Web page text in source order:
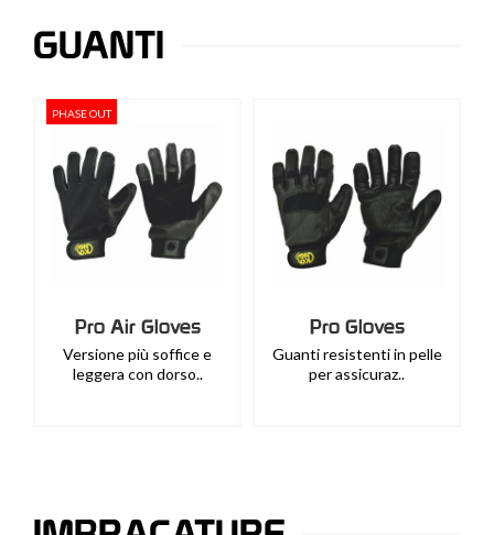
GUANTI
PHASE OUT
Pro Air Gloves
Versione più soffice e
leggera con dorso..
Pro Gloves
Guanti resistenti in pelle
per assicuraz..